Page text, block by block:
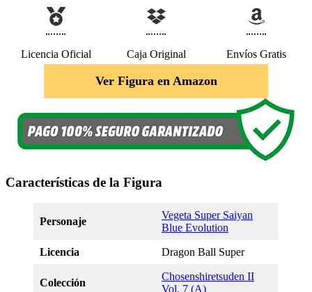
Licencia Oficial Caja Original Envíos Gratis
Ver Figura en Amazon
Características de la Figura
Personaje
Vegeta Super Saiyan
Blue Evolution
Licencia Dragon Ball Super
Colección
Chosenshiretsuden II
Vol. 7 (A)